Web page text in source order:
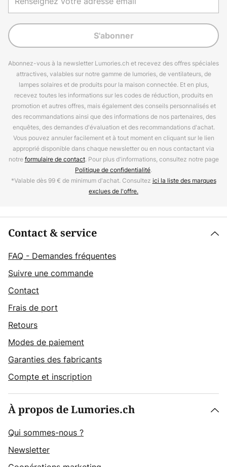
S'abonner
Abonnez-vous à la newsletter Lumories.ch et recevez des offres spéciales
attractives, valables sur notre gamme de lumories, de ventilateurs, de
lampes solaires et de produits pour la maison connectée. Et en plus,
recevez toutes les informations sur les codes de réduction, produits en
promotion et autres offres, mais également des conseils personnalisés et
des recommandations ainsi que des informations de nos partenaires, des
enquêtes, des demandes d'évaluation et des recommandations d'achat.
Vous pouvez annuler facilement et à tout moment en cliquant sur le lien
approprié disponible dans chaque newsletter ou en nous contactant via
notreformulaire de contact. Pour plus d'informations, consultez notre page
Politique de confidentialité.
*Valable dès 99 € de minimum d'achat. Consultez ici la liste des marques
exclues de l'offre.
Contact & service
FAQ - Demandes fréquentes
Suivre une commande
Contact
Frais de port
Retours
Modes de paiement
Garanties des fabricants
Compte et inscription
À propos de Lumories.ch
Qui sommes-nous ?
Newsletter